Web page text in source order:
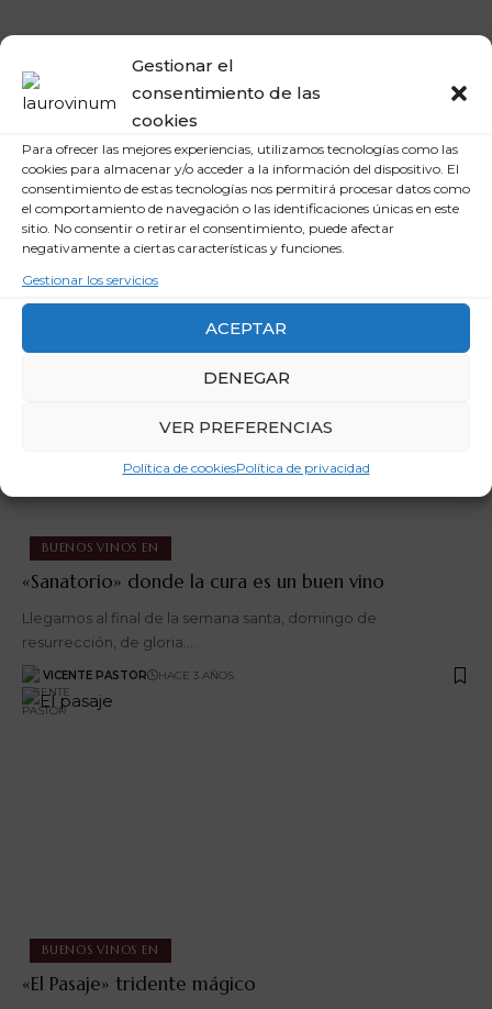
Gestionar el
consentimiento de las
cookies
Para ofrecer las mejores experiencias, utilizamos tecnologías como las
cookies para almacenar y/o acceder a la información del dispositivo. El
consentimiento de estas tecnologías nos permitirá procesar datos como
el comportamiento de navegación o las identificaciones únicas en este
sitio. No consentir o retirar el consentimiento, puede afectar
negativamente a ciertas características y funciones.
Gestionar los servicios
ACEPTAR
DENEGAR
VER PREFERENCIAS
Política de cookiesPolítica de privacidad
BUENOS VINOS EN
«Los Plateros» modernidad y tradición
Seguimos en Jerez, y del tabanco “El Pasaje” el más antiguo
VICENTE PASTOR
BUENOS VINOS EN
«Sanatorio» donde la cura es un buen vino
Llegamos al final de la semana santa, domingo de
resurrección, de gloria.…
VICENTE PASTOR HACE 3 AÑOS
BUENOS VINOS EN
«El Pasaje» tridente mágico